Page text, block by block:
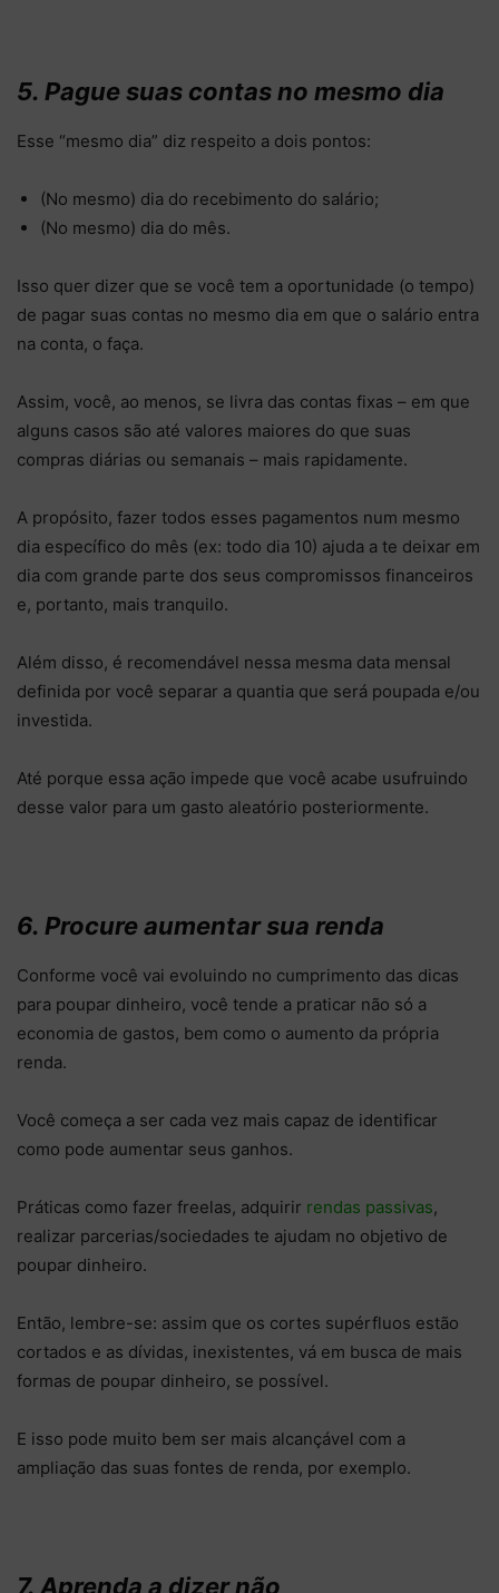
5. Pague suas contas no mesmo dia
Esse “mesmo dia” diz respeito a dois pontos:
(No mesmo) dia do recebimento do salário;
(No mesmo) dia do mês.
Isso quer dizer que se você tem a oportunidade (o tempo)
de pagar suas contas no mesmo dia em que o salário entra
na conta, o faça.
Assim, você, ao menos, se livra das contas fixas – em que
alguns casos são até valores maiores do que suas
compras diárias ou semanais – mais rapidamente.
A propósito, fazer todos esses pagamentos num mesmo
dia específico do mês (ex: todo dia 10) ajuda a te deixar em
dia com grande parte dos seus compromissos financeiros
e, portanto, mais tranquilo.
Além disso, é recomendável nessa mesma data mensal
definida por você separar a quantia que será poupada e/ou
investida.
Até porque essa ação impede que você acabe usufruindo
desse valor para um gasto aleatório posteriormente.
6. Procure aumentar sua renda
Conforme você vai evoluindo no cumprimento das dicas
para poupar dinheiro, você tende a praticar não só a
economia de gastos, bem como o aumento da própria
renda.
Você começa a ser cada vez mais capaz de identificar
como pode aumentar seus ganhos.
Práticas como fazer freelas, adquirir rendas passivas,
realizar parcerias/sociedades te ajudam no objetivo de
poupar dinheiro.
Então, lembre-se: assim que os cortes supérfluos estão
cortados e as dívidas, inexistentes, vá em busca de mais
formas de poupar dinheiro, se possível.
E isso pode muito bem ser mais alcançável com a
ampliação das suas fontes de renda, por exemplo.
7. Aprenda a dizer não